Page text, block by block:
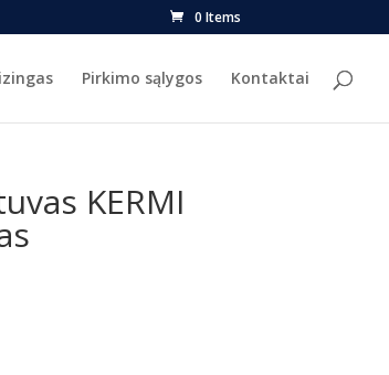
0 Items
Pirkimo sąlygos Kontaktai
KERMI